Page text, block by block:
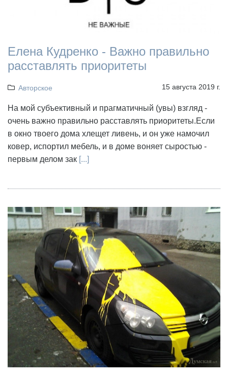
Елена Кудренко - Важно правильно
расставлять приоритеты
Авторское 15 августа 2019 г.
На мой субъективный и прагматичный (увы) взгляд -
очень важно правильно расставлять приоритеты.Если
в окно твоего дома хлещет ливень, и он уже намочил
ковер, испортил мебель, и в доме воняет сыростью -
первым делом зак [...]